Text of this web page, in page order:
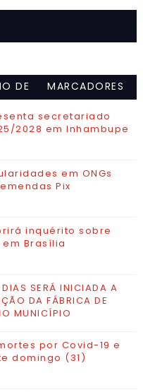
DE
MARCADORES
secretariado
2028 em Inhambupe
em ONGs
Pix
inquérito sobre
Brasília
SERÁ INICIADA A
DA FÁBRICA DE
MUNICÍPIO
por Covid-19 e
domingo (31)